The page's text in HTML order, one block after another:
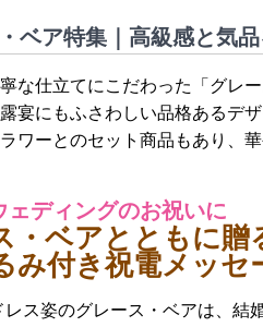
ベア特集｜高級感と気
寧な仕立てにこだわった「グレ
宴にもふさわしい品格あるデ
ワーとのセット商品もあり、
ェディングのお祝いに
・ベアとともに贈
み付き祝電メッセ
レス姿のグレース・ベアは、結